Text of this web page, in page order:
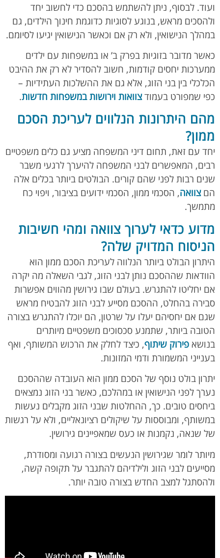
ועוד. לבסוף, ניתן להשתמש בהסכם כדי לחשוב יחד
ולהסכים מראש, בנוגע לסוגיות כדוגמת חינוך הילדים, גם
במהלך הנישואין, ולא רק אם וכאשר הנישואין יגיעו לסיומם.
כאשר מדובר בזוגיות בפרק ב’ או במשפחות עם ילדים
ממערכות יחסים קודמות, חשוב להסדיר לא רק את ההיבט
הכלכלי בין בני הזוג, אלא גם את ההשלכות העתידיות –
כפי שמפורט בעמודצוואות וירושות במשפחות חדשות.
מהם היתרונות הנלווים לעריכת הסכם
ממון?
יחד עם זאת, תחום דיני המשפחה מציע גם כלים משפטיים
רבים, המאפשרים לבני המשפחה להיערך לרגעי משבר
שנים רבות לפני שהם קורים. הבולטים ביותר בכלים אלה
הםצוואה, הסכמי ממון, הסכמי ידועים בציבור, ויפוי כח
מתמשך.
מדוע כדאי לערוך צוואה ומהי חשיבות
הניסוח המדויק שלה?
היתרון הבולט ביותר הנלווה לעריכת הסכם ממון הוא
הוודאות שההסכם נותן לבני הזוג, לגבי השאלה מה יקרה
אם יחליטו להתגרש. בעולם שבו גירושין מהווים אפשרות
סבירה בהחלט, ההסכם מסייע לבני הזוג להבטיח מראש
שגם אם יחסיהם יעלו על שרטון, הם יוכלו להתגרש בצורה
הטובה ביותר, שתמנע סכסוכים משפטיים מיותרים
בנושא פירוק שיתוף, כיצד לחלק את הרכוש המשותף, ואף
בענייני המשמורת ודמי המזונות.
יתרון בולט נוסף של הסכם ממון הוא העובדה שההסכם
נערך לפני הנישואין או במהלכם, כאשר בני הזוג נמצאים
ביחסים טובים. כך, ההחלטות שבני הזוג מקבלים נעשות
במשותף, ומבוססות על שיקולים רציונאליים, ולא על רגשות
של שנאה, נקמנות או כעס שמאפיינים גירושין.
מיותר לומר שגירושין הנעשים בצורה רגועה ומסודרת,
מסייעים לבני הזוג ולילדיהם להתגבר על תקופה קשה,
ולהסתגל למצב החדש בצורה טובה יותר.